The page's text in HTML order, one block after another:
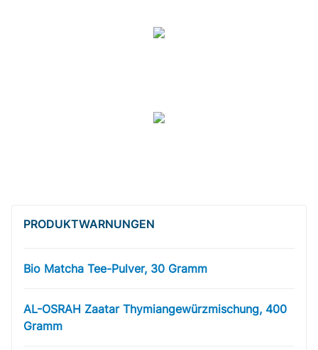
PRODUKT­WARNUNGEN
Bio Matcha Tee-Pulver, 30 Gramm
AL-OSRAH Zaatar Thymiangewürzmischung, 400
Gramm